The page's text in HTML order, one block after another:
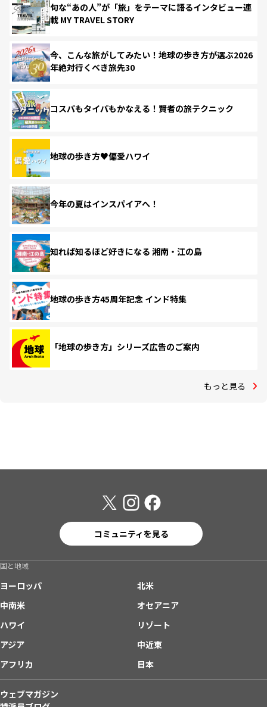
旬な“あの人”が「旅」をテーマに語るインタビュー連
載 MY TRAVEL STORY
今、こんな旅がしてみたい！地球の歩き方が選ぶ2026
年絶対行くべき旅先30
コスパもタイパもかなえる！賢者の旅テクニック
地球の歩き方♥偏愛ハワイ
今年の夏はインスパイアへ！
知れば知るほど好きになる 湘南・江の島
地球の歩き方45周年記念 インド特集
「地球の歩き方」シリーズ広告のご案内
もっと見る
コミュニティを見る
国と地域
ヨーロッパ
北米
中南米
オセアニア
ハワイ
リゾート
アジア
中近東
アフリカ
日本
ウェブマガジン